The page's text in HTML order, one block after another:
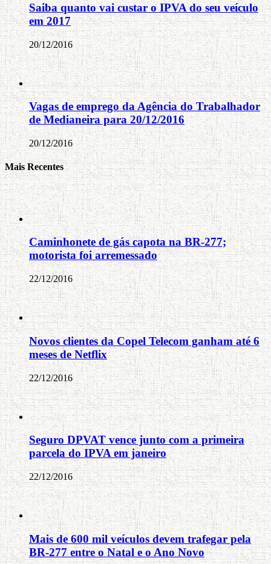
Saiba quanto vai custar o IPVA do seu veículo
em 2017
20/12/2016
Vagas de emprego da Agência do Trabalhador
de Medianeira para 20/12/2016
20/12/2016
Mais Recentes
Caminhonete de gás capota na BR-277;
motorista foi arremessado
22/12/2016
Novos clientes da Copel Telecom ganham até 6
meses de Netflix
22/12/2016
Seguro DPVAT vence junto com a primeira
parcela do IPVA em janeiro
22/12/2016
Mais de 600 mil veículos devem trafegar pela
BR-277 entre o Natal e o Ano Novo